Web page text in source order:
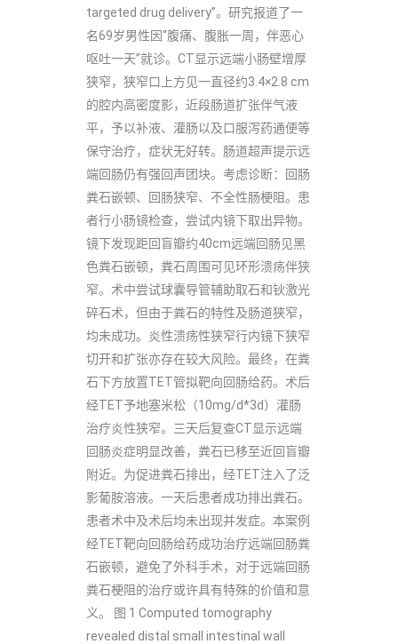
targeted drug delivery”。研究报道了一
名69岁男性因“腹痛、腹胀一周，伴恶心
呕吐一天”就诊。CT显示远端小肠壁增厚
狭窄，狭窄口上方见一直径约3.4×2.8 cm
的腔内高密度影，近段肠道扩张伴气液
平，予以补液、灌肠以及口服泻药通便等
保守治疗，症状无好转。肠道超声提示远
端回肠仍有强回声团块。考虑诊断：回肠
粪石嵌顿、回肠狭窄、不全性肠梗阻。患
者行小肠镜检查，尝试内镜下取出异物。
镜下发现距回盲瓣约40cm远端回肠见黑
色粪石嵌顿，粪石周围可见环形溃疡伴狭
窄。术中尝试球囊导管辅助取石和钬激光
碎石术，但由于粪石的特性及肠道狭窄，
均未成功。炎性溃疡性狭窄行内镜下狭窄
切开和扩张亦存在较大风险。最终，在粪
石下方放置TET管拟靶向回肠给药。术后
经TET予地塞米松（10mg/d*3d）灌肠
治疗炎性狭窄。三天后复查CT显示远端
回肠炎症明显改善，粪石已移至近回盲瓣
附近。为促进粪石排出，经TET注入了泛
影葡胺溶液。一天后患者成功排出粪石。
患者术中及术后均未出现并发症。本案例
经TET靶向回肠给药成功治疗远端回肠粪
石嵌顿，避免了外科手术，对于远端回肠
粪石梗阻的治疗或许具有特殊的价值和意
义。 图 1 Computed tomography
revealed distal small intestinal wall